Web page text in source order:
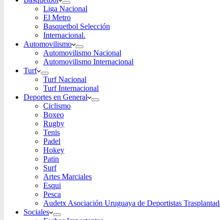
Liga Nacional
El Metro
Basquetbol Selección
Internacional.
Automovilismo
Automovilismo Nacional
Automovilismo Internacional
Turf
Turf Nacional
Turf Internacional
Deportes en General
Ciclismo
Boxeo
Rugby
Tenis
Padel
Hokey
Patin
Surf
Artes Marciales
Esqui
Pesca
Audetx Asociación Uruguaya de Deportistas
Sociales